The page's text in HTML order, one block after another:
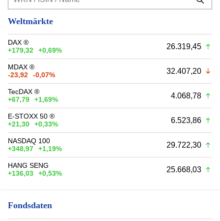
Weltmärkte
DAX ®
+179,32
+0,69% 26.319,45
MDAX ®
-23,92
-0,07% 32.407,20
TecDAX ®
+67,79
+1,69% 4.068,78
E-STOXX 50 ®
+21,30
+0,33% 6.523,86
NASDAQ 100
+348,97
+1,19% 29.722,30
HANG SENG
+136,03
+0,53% 25.668,03
Fondsdaten